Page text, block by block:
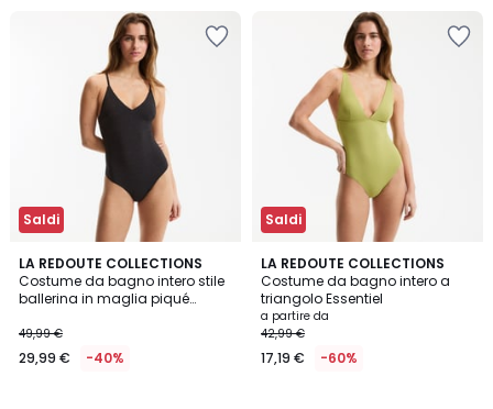
Saldi
LA REDOUTE COLLECTIONS
Costume da bagno intero stile
ballerina in maglia piqué
49,99 €
29,99 € -40%
4,8
/ 5
2
Colori
Saldi
LA REDOUTE COLLECTIONS
Costume da bagno intero a
triangolo Essentiel
a partire da
42,99 €
17,19 € -60%
4,3
/ 5
3
Colori